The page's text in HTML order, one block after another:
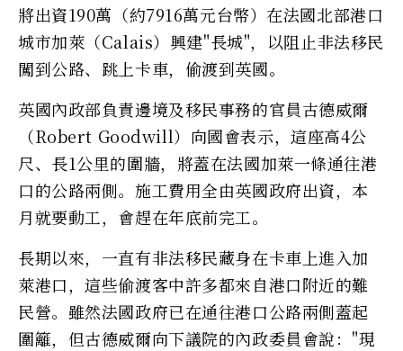
將出資190萬（約7916萬元台幣）在法國北部港口
城市加萊（Calais）興建"長城"，以阻止非法移民
闖到公路、跳上卡車，偷渡到英國。
英國內政部負責邊境及移民事務的官員古德威爾
（Robert Goodwill）向國會表示，這座高4公
尺、長1公里的圍牆，將蓋在法國加萊一條通往港
口的公路兩側。施工費用全由英國政府出資，本
月就要動工，會趕在年底前完工。
長期以來，一直有非法移民藏身在卡車上進入加
萊港口，這些偷渡客中許多都來自港口附近的難
民營。雖然法國政府已在通往港口公路兩側蓋起
圍籬，但古德威爾向下議院的內政委員會說："現